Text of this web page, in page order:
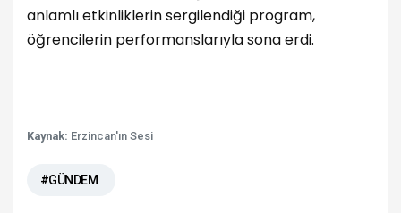
anlamlı etkinliklerin sergilendiği program,
öğrencilerin performanslarıyla sona erdi.
Kaynak: Erzincan'ın Sesi
#GÜNDEM